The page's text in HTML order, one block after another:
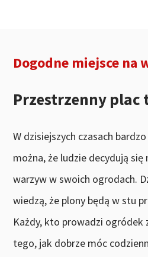
Dogodne miejsce na
Przestrzenny plac
W dzisiejszych czasach
można, że ludzie decydują
warzyw w swoich ogrodach.
wiedzą, że plony będą w stu
Każdy, kto prowadzi ogródek
tego, jak dobrze móc